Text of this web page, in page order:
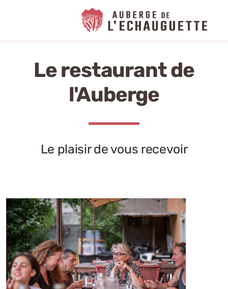
Le restaurant de
l'Auberge
Le plaisir de vous recevoir